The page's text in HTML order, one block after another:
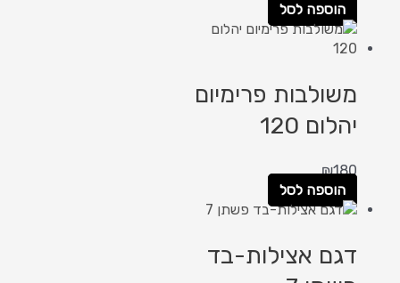
הוספה לסל
משולבות פרימיום
יהלום 120
הוספה לסל
דגם אצילות-בד